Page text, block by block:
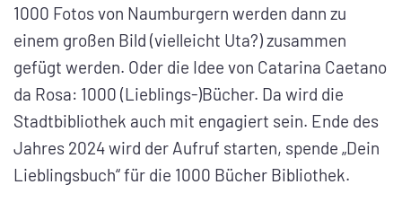
1000 Fotos von Naumburgern werden dann zu
einem großen Bild (vielleicht Uta?) zusammen
gefügt werden. Oder die Idee von Catarina Caetano
da Rosa: 1000 (Lieblings-)Bücher. Da wird die
Stadtbibliothek auch mit engagiert sein. Ende des
Jahres 2024 wird der Aufruf starten, spende „Dein
Lieblingsbuch“ für die 1000 Bücher Bibliothek.